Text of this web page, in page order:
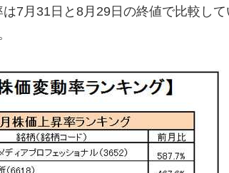
7月31日と8月29日の終値で比較して